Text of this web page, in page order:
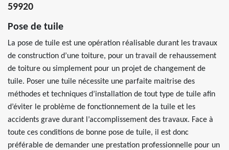
59920
Pose de tuile
La pose de tuile est une opération réalisable durant les travaux
de construction d’une toiture, pour un travail de rehaussement
de toiture ou simplement pour un projet de changement de
tuile. Poser une tuile nécessite une parfaite maitrise des
méthodes et techniques d’installation de tout type de tuile afin
d’éviter le problème de fonctionnement de la tuile et les
accidents grave durant l’accomplissement des travaux. Face à
toute ces conditions de bonne pose de tuile, il est donc
préférable de demander une prestation professionnelle pour un